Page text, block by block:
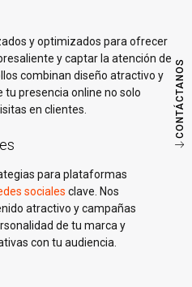
CONTÁCTANOS
y optimizados para ofrecer
y captar la atención de
combinan diseño atractivo y
presencia online no solo
en clientes.
para plataformas
sociales clave. Nos
atractivo y campañas
de tu marca y
con tu audiencia.